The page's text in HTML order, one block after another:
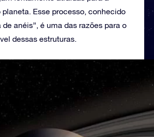
Esse processo, conhecido
anéis”, é uma das razões para o
dessas estruturas.